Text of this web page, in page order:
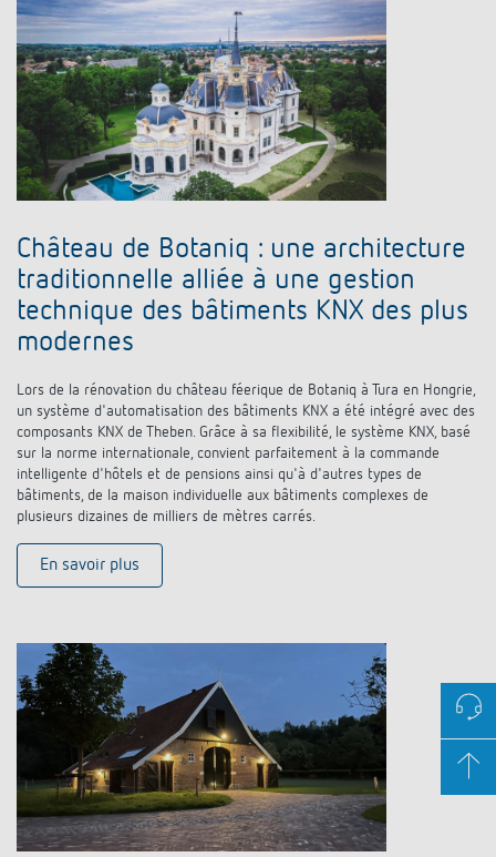
Château de Botaniq : une architecture
traditionnelle alliée à une gestion
technique des bâtiments KNX des plus
modernes
Lors de la rénovation du château féerique de Botaniq à Tura en Hongrie,
un système d'automatisation des bâtiments KNX a été intégré avec des
composants KNX de Theben. Grâce à sa flexibilité, le système KNX, basé
sur la norme internationale, convient parfaitement à la commande
intelligente d'hôtels et de pensions ainsi qu'à d'autres types de
bâtiments, de la maison individuelle aux bâtiments complexes de
plusieurs dizaines de milliers de mètres carrés.
En savoir plus